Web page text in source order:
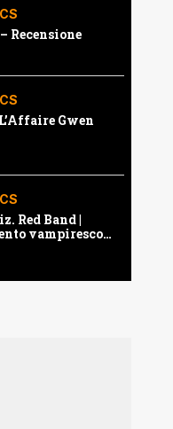
Recensione
Gwen
Red Band |
vampiresco